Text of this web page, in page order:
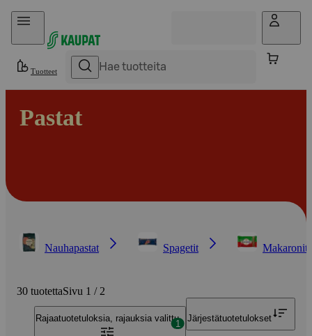
Hyppää sisältöön
Tuotteet
Pastat
Nauhapastat Spagetit Makaronit
30 tuotettaSivu 1 / 2
Rajaatuotetuloksia, rajauksia valittu
1
Järjestätuotetulokset